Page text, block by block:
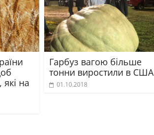
які на
Гарбуз вагою більше
тонни виростили в США
01.10.2018